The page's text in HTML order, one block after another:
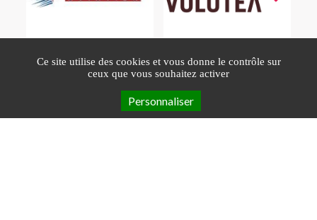
Ce site utilise des cookies et vous donne le contrôle sur
ceux que vous souhaitez activer
Personnaliser